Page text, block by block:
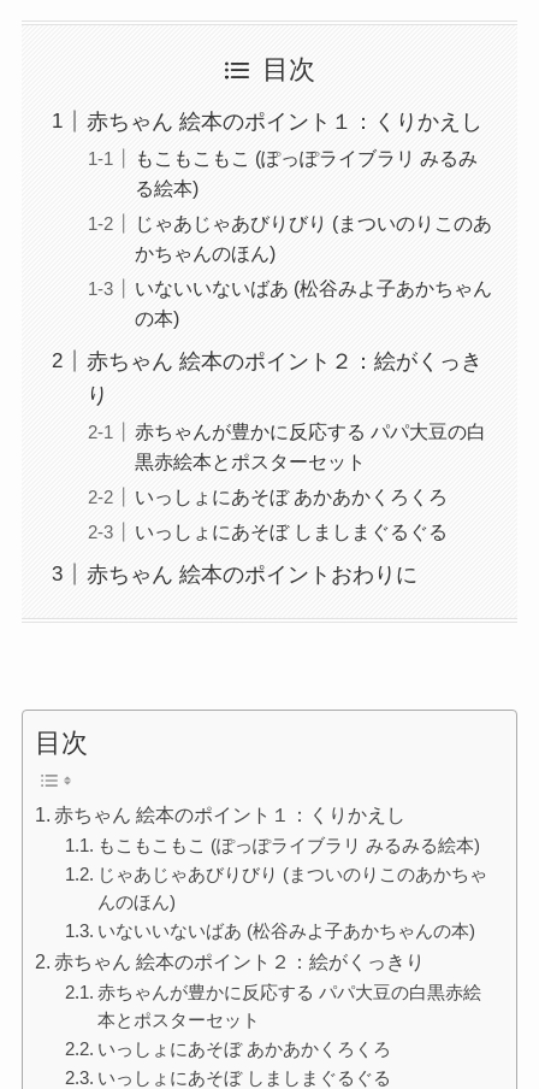
目次
赤ちゃん 絵本のポイント１：くりかえし
もこもこもこ (ぽっぽライブラリ みるみ
る絵本)
じゃあじゃあびりびり (まついのりこのあ
かちゃんのほん)
いないいないばあ (松谷みよ子あかちゃん
の本)
赤ちゃん 絵本のポイント２：絵がくっき
り
赤ちゃんが豊かに反応する パパ大豆の白
黒赤絵本とポスターセット
いっしょにあそぼ あかあかくろくろ
いっしょにあそぼ しましまぐるぐる
赤ちゃん 絵本のポイントおわりに
目次
赤ちゃん 絵本のポイント１：くりかえし
もこもこもこ (ぽっぽライブラリ みるみる絵本)
じゃあじゃあびりびり (まついのりこのあかちゃ
んのほん)
いないいないばあ (松谷みよ子あかちゃんの本)
赤ちゃん 絵本のポイント２：絵がくっきり
赤ちゃんが豊かに反応する パパ大豆の白黒赤絵
本とポスターセット
いっしょにあそぼ あかあかくろくろ
いっしょにあそぼ しましまぐるぐる